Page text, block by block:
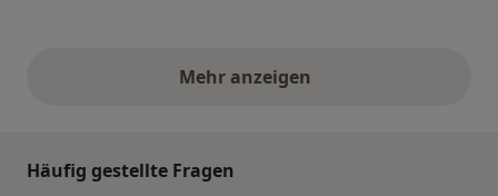
Mehr anzeigenobige Stellungnahmen
Häufig gestellte Fragen